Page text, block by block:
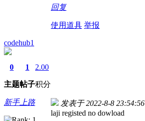
回复
使用道具 举报
codehub1
0
主题
1
帖子
2.00
积分
新手上路 发表于 2022-8-8 23:54:56
laji registed no dowload